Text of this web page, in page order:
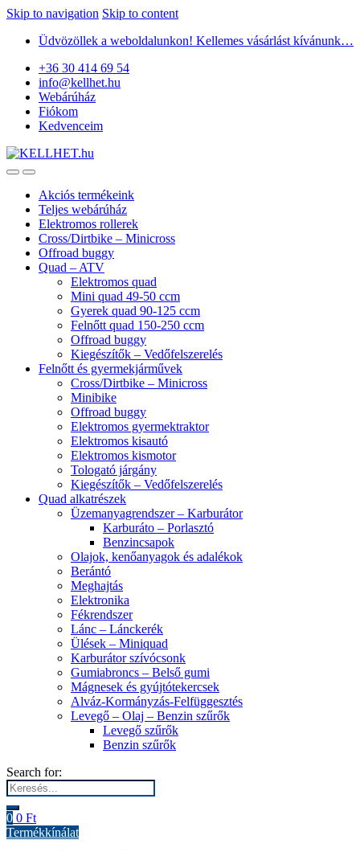
Skip to navigation Skip to content
Üdvözöllek a weboldalunkon! Kellemes vásárlást kívánunk…
+36 30 414 69 54
info@kellhet.hu
Webárúház
Fiókom
Kedvenceim
Akciós termékeink
Teljes webárúház
Elektromos rollerek
Cross/Dirtbike – Minicross
Offroad buggy
Quad – ATV
Elektromos quad
Mini quad 49-50 ccm
Gyerek quad 90-125 ccm
Felnőtt quad 150-250 ccm
Offroad buggy
Kiegészítők – Vedőfelszerelés
Felnőtt és gyermekjárművek
Cross/Dirtbike – Minicross
Minibike
Offroad buggy
Elektromos gyermektraktor
Elektromos kisautó
Elektromos kismotor
Tologató járgány
Kiegészítők – Vedőfelszerelés
Quad alkatrészek
Üzemanyagrendszer – Karburátor
Karburáto – Porlasztó
Benzincsapok
Olajok, kenőanyagok és adalékok
Berántó
Meghajtás
Elektronika
Fékrendszer
Lánc – Lánckerék
Ülések – Miniquad
Karburátor szívócsonk
Gumiabroncs – Belső gumi
Mágnesek és gyújtótekercsek
Alváz-Kormányzás-Felfüggesztés
Levegő – Olaj – Benzin szűrők
Levegő szűrők
Benzin szűrők
Search for:
0 0 Ft
Termékkínálat